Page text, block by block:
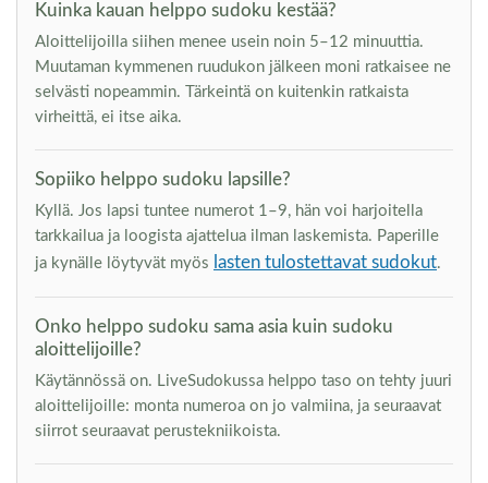
Kuinka kauan helppo sudoku kestää?
Aloittelijoilla siihen menee usein noin 5–12 minuuttia.
Muutaman kymmenen ruudukon jälkeen moni ratkaisee ne
selvästi nopeammin. Tärkeintä on kuitenkin ratkaista
virheittä, ei itse aika.
Sopiiko helppo sudoku lapsille?
Kyllä. Jos lapsi tuntee numerot 1–9, hän voi harjoitella
tarkkailua ja loogista ajattelua ilman laskemista. Paperille
ja kynälle löytyvät myös lasten tulostettavat sudokut.
Onko helppo sudoku sama asia kuin sudoku
aloittelijoille?
Käytännössä on. LiveSudokussa helppo taso on tehty juuri
aloittelijoille: monta numeroa on jo valmiina, ja seuraavat
siirrot seuraavat perustekniikoista.